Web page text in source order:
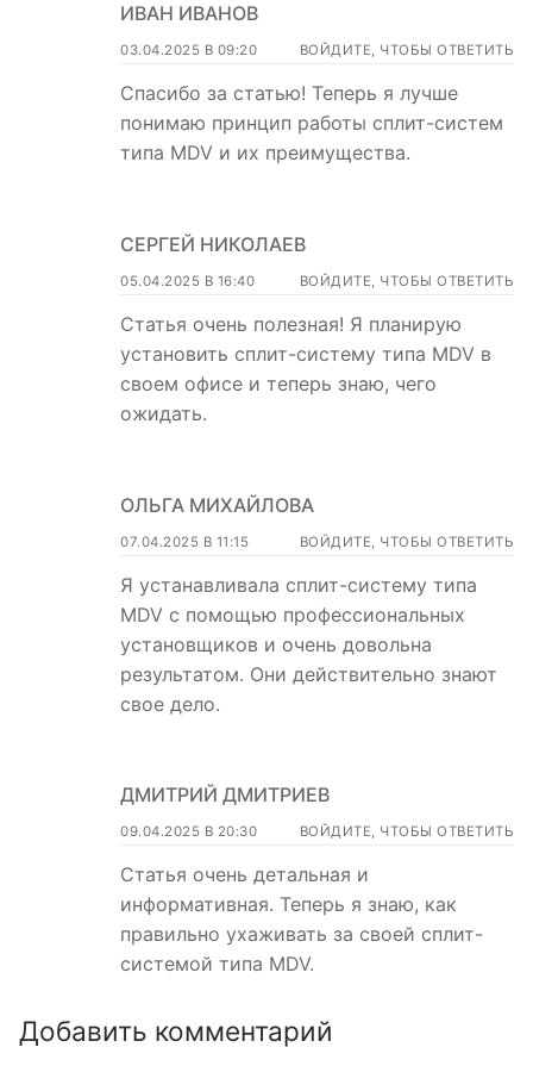
ИВАН ИВАНОВ
03.04.2025 В 09:20 ВОЙДИТЕ, ЧТОБЫ ОТВЕТИТЬ
Спасибо за статью! Теперь я лучше
понимаю принцип работы сплит-систем
типа MDV и их преимущества.
СЕРГЕЙ НИКОЛАЕВ
05.04.2025 В 16:40 ВОЙДИТЕ, ЧТОБЫ ОТВЕТИТЬ
Статья очень полезная! Я планирую
установить сплит-систему типа MDV в
своем офисе и теперь знаю, чего
ожидать.
ОЛЬГА МИХАЙЛОВА
07.04.2025 В 11:15 ВОЙДИТЕ, ЧТОБЫ ОТВЕТИТЬ
Я устанавливала сплит-систему типа
MDV с помощью профессиональных
установщиков и очень довольна
результатом. Они действительно знают
свое дело.
ДМИТРИЙ ДМИТРИЕВ
09.04.2025 В 20:30 ВОЙДИТЕ, ЧТОБЫ ОТВЕТИТЬ
Статья очень детальная и
информативная. Теперь я знаю, как
правильно ухаживать за своей сплит-
системой типа MDV.
Добавить комментарий